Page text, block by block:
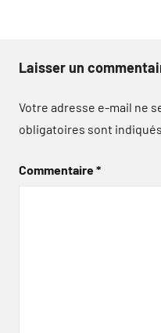
Laisser un
Votre adresse e-mail ne
obligatoires sont
Commentaire*